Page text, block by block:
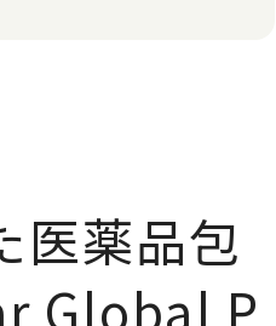
医薬品包
Global P